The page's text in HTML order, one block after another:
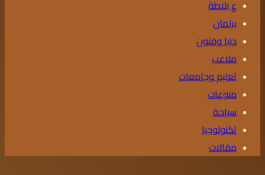
ع بلاطة
برلمان
دنيا وفنون
ملاعب
تعليم وجامعات
منوعات
سياحة
تكنولوجيا
مقالات